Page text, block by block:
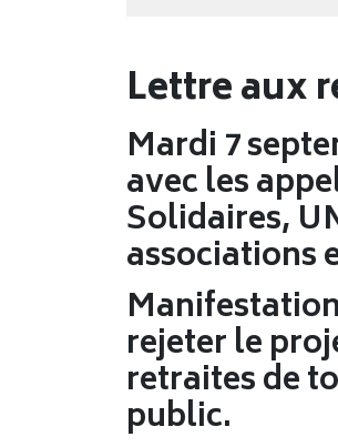
Lettre aux
Mardi 7
avec les
Solidaires,
associations
rejeter le
retraites de
public.